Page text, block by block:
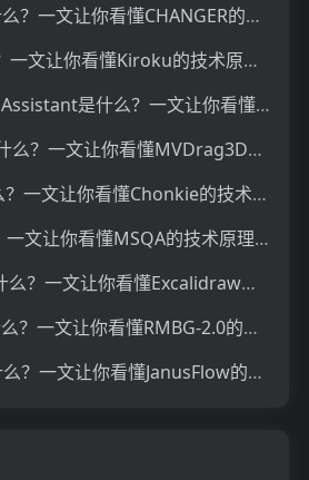
CHANGER是什么？一文让你看懂CHANGER的技术原理、主要功能、应用场景
Kiroku是什么？一文让你看懂Kiroku的技术原理、主要功能、应用场景
Vision Search Assistant是什么？一文让你看懂Vision Search Assistant的技术原理、主要功能、应用场景
MVDrag3D是什么？一文让你看懂MVDrag3D的技术原理、主要功能、应用场景
Chonkie是什么？一文让你看懂Chonkie的技术原理、主要功能、应用场景
MSQA是什么？一文让你看懂MSQA的技术原理、主要功能、应用场景
Excalidraw是什么？一文让你看懂Excalidraw的技术原理、主要功能、应用场景
RMBG-2.0是什么？一文让你看懂RMBG-2.0的技术原理、主要功能、应用场景
JanusFlow是什么？一文让你看懂JanusFlow的技术原理、主要功能、应用场景